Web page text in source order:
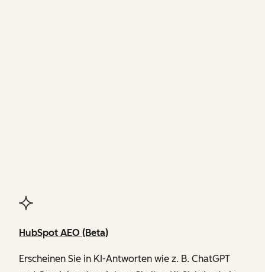
HubSpot AEO (Beta)
Erscheinen Sie in KI-Antworten wie z. B. ChatGPT